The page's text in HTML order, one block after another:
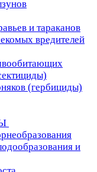
и тараканов
вредителей
(гербициды)
и